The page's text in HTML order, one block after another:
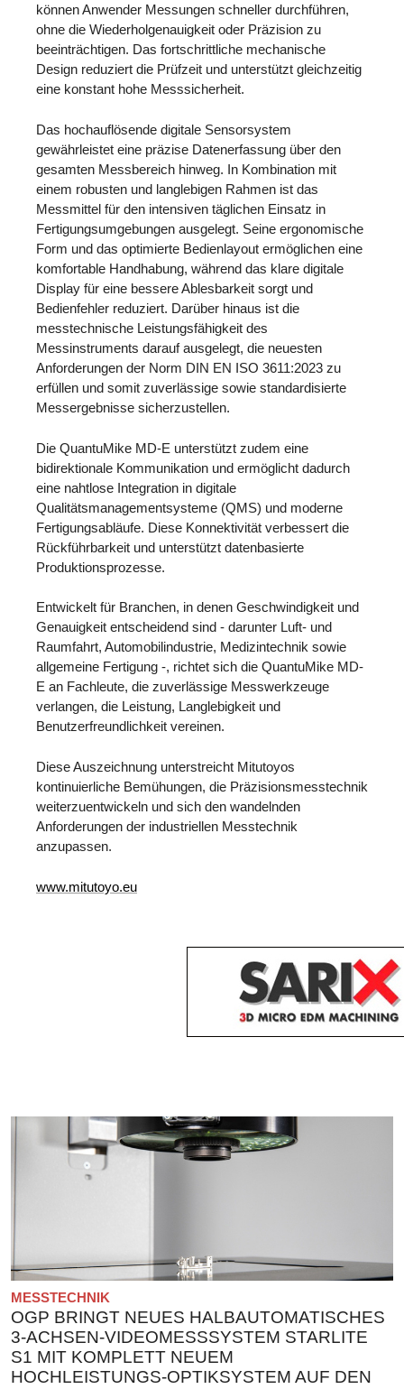
können Anwender Messungen schneller durchführen,
ohne die Wiederholgenauigkeit oder Präzision zu
beeinträchtigen. Das fortschrittliche mechanische
Design reduziert die Prüfzeit und unterstützt gleichzeitig
eine konstant hohe Messsicherheit.
Das hochauflösende digitale Sensorsystem
gewährleistet eine präzise Datenerfassung über den
gesamten Messbereich hinweg. In Kombination mit
einem robusten und langlebigen Rahmen ist das
Messmittel für den intensiven täglichen Einsatz in
Fertigungsumgebungen ausgelegt. Seine ergonomische
Form und das optimierte Bedienlayout ermöglichen eine
komfortable Handhabung, während das klare digitale
Display für eine bessere Ablesbarkeit sorgt und
Bedienfehler reduziert. Darüber hinaus ist die
messtechnische Leistungsfähigkeit des
Messinstruments darauf ausgelegt, die neuesten
Anforderungen der Norm DIN EN ISO 3611:2023 zu
erfüllen und somit zuverlässige sowie standardisierte
Messergebnisse sicherzustellen.
Die QuantuMike MD-E unterstützt zudem eine
bidirektionale Kommunikation und ermöglicht dadurch
eine nahtlose Integration in digitale
Qualitätsmanagementsysteme (QMS) und moderne
Fertigungsabläufe. Diese Konnektivität verbessert die
Rückführbarkeit und unterstützt datenbasierte
Produktionsprozesse.
Entwickelt für Branchen, in denen Geschwindigkeit und
Genauigkeit entscheidend sind - darunter Luft- und
Raumfahrt, Automobilindustrie, Medizintechnik sowie
allgemeine Fertigung -, richtet sich die QuantuMike MD-
E an Fachleute, die zuverlässige Messwerkzeuge
verlangen, die Leistung, Langlebigkeit und
Benutzerfreundlichkeit vereinen.
Diese Auszeichnung unterstreicht Mitutoyos
kontinuierliche Bemühungen, die Präzisionsmesstechnik
weiterzuentwickeln und sich den wandelnden
Anforderungen der industriellen Messtechnik
anzupassen.
www.mitutoyo.eu
MESSTECHNIK
OGP BRINGT NEUES HALBAUTOMATISCHES
3-ACHSEN-VIDEOMESSSYSTEM STARLITE
S1 MIT KOMPLETT NEUEM
HOCHLEISTUNGS-OPTIKSYSTEM AUF DEN